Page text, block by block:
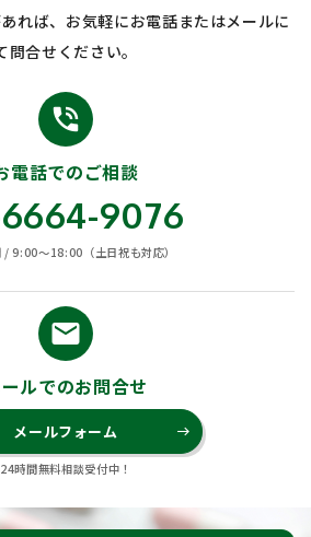
れば、お気軽にお電話またはメールに
問合せください。
phone_in_talk
電話でのご相談
9076
/ 9:00〜18:00（土日祝も対応）
email
ルでのお問合せ
メールフォーム east
24時間無料相談受付中！